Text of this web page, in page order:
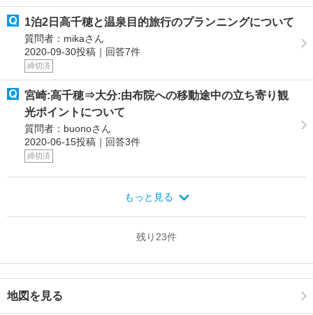
1泊2日高千穂と温泉目的旅行のプランニングについて
質問者：mikaさん
2020-09-30投稿｜回答7件
締切済
宮崎:高千穂⇒大分:由布院への移動途中の立ち寄り観
光ポイントについて
質問者：buonoさん
2020-06-15投稿｜回答3件
締切済
もっと見る
残り 23件
地図を見る